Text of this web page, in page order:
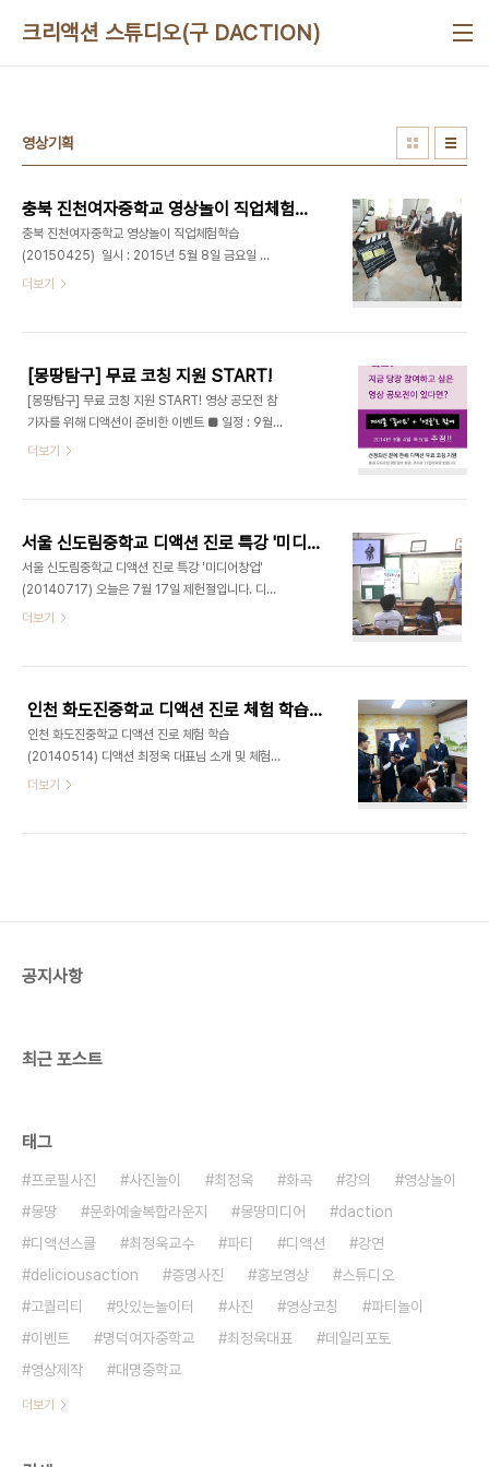
크리액션 스튜디오(구 DACTION)
영상기획
충북 진천여자중학교 영상놀이 직업체험학습 (20150425)
충북 진천여자중학교 영상놀이 직업체험학습
(20150425) 일시 : 2015년 5월 8일 금요일 장
소 : 충북 진천여자중학교대상 : 진천여자중학교 3학
라 힘이 빠져있는데, 너무나 밝고 붙임성 좋은 친구들
이 반겨주니 뿌듯하였습니다.수업을 하고 있는데 밖
에서 창문틈을 통해 빼꼼빼꼼 저희를 구경하는 친구
들이 너무나 귀여웠습니다. 순박한 웃음을 보여주던
친구들의 창의적인 아이디어로 만들어진 키워드는
였습니다. 그리고 주인공이 의자와 지우개로 변신했
바로 촬영..
더보기
[몽땅탐구] 무료 코칭 지원 START!
[몽땅탐구] 무료 코칭 지원 START! 영상 공모전 참
가자를 위해 디액션이 준비한 이벤트 ■ 일정 : 9월
5일 금요일부터 매주 저녁 8시 - 총4회 ■ 장소 : 태
설팅 2회 - 영상 기획 3회 - 영상 촬영 4회 - 영상
편집/출력 ■ 문의 :
ceo@deliciousaction.com / 010 3708
9282
더보기
서울 신도림중학교 디액션 진로 특강 '미디어창업' (20140717)
서울 신도림중학교 디액션 진로 특강 '미디어창업'
(20140717) 오늘은 7월 17일 제헌절입니다. 디액
션 최정욱 대표님께서는 신도림중학교에서 주최한
서 기본적으로 갖추어야 하는 꿈과 도전에 대하여 강
연해주셨습니다. 보통 '꿈, 도전' 하면 식상하거나 뻔
한 내용을 떠올릴 수 있는데요. 대표님이 개발하신 학
생 참여형 수업으로 역시나 이번에도 학생들의 높은
호응을 얻으셨습니다. 대한민국의 학생들이 진정한
함께하겠습니다. 다음은 학생들이 강연 시간에 직접
더보기
인천 화도진중학교 디액션 진로 체험 학습_영상제작_(20140514)
인천 화도진중학교 디액션 진로 체험 학습
(20140514) 디액션 최정욱 대표님 소개 및 체험학
습 설명 1. 영상 기획하기 - 컨셉 잡기 (아이디어 구
더보기
공지사항
최근 포스트
태그
프로필사진 사진놀이 최정욱 화곡 강의
영상놀이
몽땅
문화예술복합라운지 몽땅미디어
daction
디액션스쿨
최정욱교수 파티 디액션
강연
deliciousaction
증명사진 홍보영상
스튜디오
고퀄리티
맛있는놀이터 사진 영상코칭
파티놀이
이벤트
명덕여자중학교 최정욱대표
데일리포토
영상제작
대명중학교
더보기